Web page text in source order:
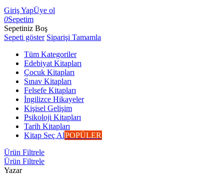
Giriş YapÜye ol
0Sepetim
Sepetiniz Boş
Sepeti göster Siparişi Tamamla
Tüm Kategoriler
Edebiyat Kitapları
Çocuk Kitapları
Sınav Kitapları
Felsefe Kitapları
İngilizce Hikayeler
Kişisel Gelişim
Psikoloji Kitapları
Tarih Kitapları
Kitap Seç AlPOPÜLER
Ürün Filtrele
Ürün Filtrele
Yazar